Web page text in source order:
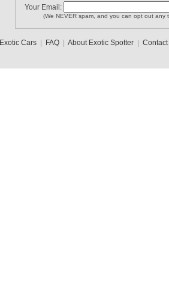
Your Email:
(We NEVER spam, and you can opt out any
Exotic Cars| FAQ| About Exotic Spotter| Contact